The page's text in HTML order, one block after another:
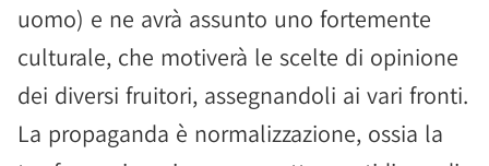
uomo) e ne avrà assunto uno fortemente
culturale, che motiverà le scelte di opinione
dei diversi fruitori, assegnandoli ai vari fronti.
La propaganda è normalizzazione, ossia la